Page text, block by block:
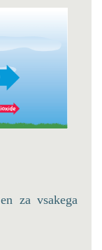
za vsakega